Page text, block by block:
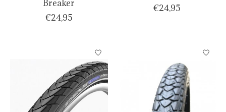
Breaker
€24,95
€24,95